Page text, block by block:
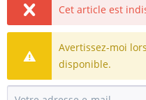
Cet article est
Avertissez-moi
disponible.